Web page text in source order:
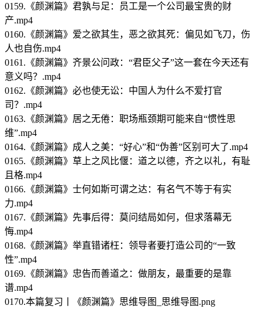
0159.《颜渊篇》君孰与足：员工是一个公司最宝贵的财
产.mp4
0160.《颜渊篇》爱之欲其生，恶之欲其死：偏见如飞刀，伤
人也自伤.mp4
0161.《颜渊篇》齐景公问政：“君臣父子”这一套在今天还有
意义吗？.mp4
0162.《颜渊篇》必也使无讼：中国人为什么不爱打官
司？.mp4
0163.《颜渊篇》居之无倦：职场瓶颈期可能来自“惯性思
维”.mp4
0164.《颜渊篇》成人之美：“好心”和“伪善”区别可大了.mp4
0165.《颜渊篇》草上之风比偃：道之以德，齐之以礼，有耻
且格.mp4
0166.《颜渊篇》士何如斯可谓之达：有名气不等于有实
力.mp4
0167.《颜渊篇》先事后得：莫问结局如何，但求落幕无
悔.mp4
0168.《颜渊篇》举直错诸枉：领导者要打造公司的“一致
性”.mp4
0169.《颜渊篇》忠告而善道之：做朋友，最重要的是靠
谱.mp4
0170.本篇复习丨《颜渊篇》思维导图_思维导图.png